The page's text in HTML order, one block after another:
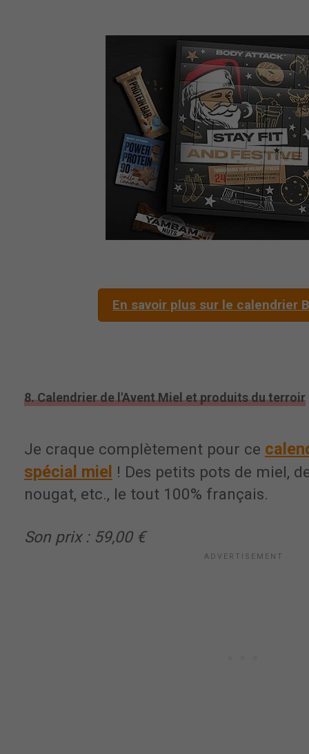
En savoir plus sur le calendrier
8. Calendrier de l'Avent Miel et produits du terroir
Je craque complètement pour ce
spécial miel ! Des petits pots de miel,
nougat, etc., le tout 100% français.
Son prix : 59,00 €